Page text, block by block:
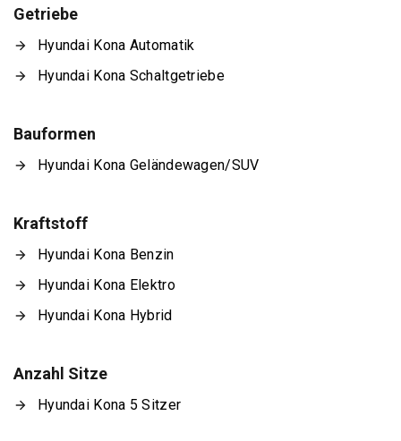
Getriebe
Hyundai Kona Automatik
Hyundai Kona Schaltgetriebe
Bauformen
Hyundai Kona Geländewagen/SUV
Kraftstoff
Hyundai Kona Benzin
Hyundai Kona Elektro
Hyundai Kona Hybrid
Anzahl Sitze
Hyundai Kona 5 Sitzer